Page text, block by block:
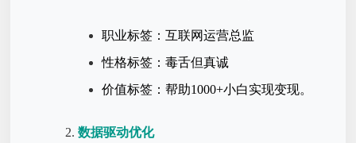
职业标签：互联网运营总监
性格标签：毒舌但真诚
价值标签：帮助1000+小白实现变现。
数据驱动优化